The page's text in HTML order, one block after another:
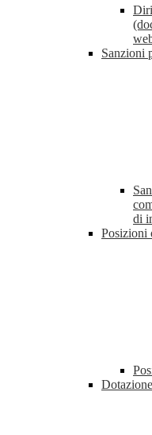
Sanzioni
di
Posizioni